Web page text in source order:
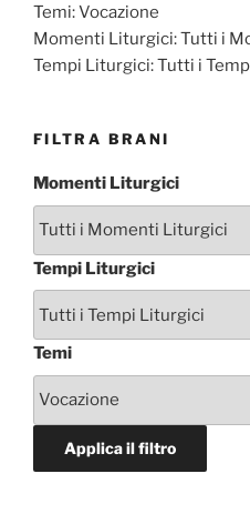
Temi:Vocazione
Momenti Liturgici:Tutti i
Tempi Liturgici:Tutti i
FILTRA BRANI
Momenti Liturgici
Tempi Liturgici
Temi
Applica il filtro